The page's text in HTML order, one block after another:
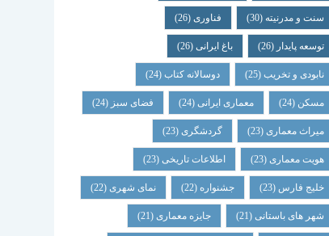
سنت و مدرنیته (30) فناوری(26)
توسعه پایدار (26) باغ ایرانی(26)
نابودی و تخریب(25) دوسالانه کتاب(24)
مسکن (24) معماری ایرانی(24) فضای سبز (24)
میراث معماری(23) گردشگری(23)
هویت معماری(23) اطلاعات تاریخی(23)
خلیج فارس (23) جشنواره (22) نمای شهری(22)
شهر های باستانی(21) جایزه معماری(21)